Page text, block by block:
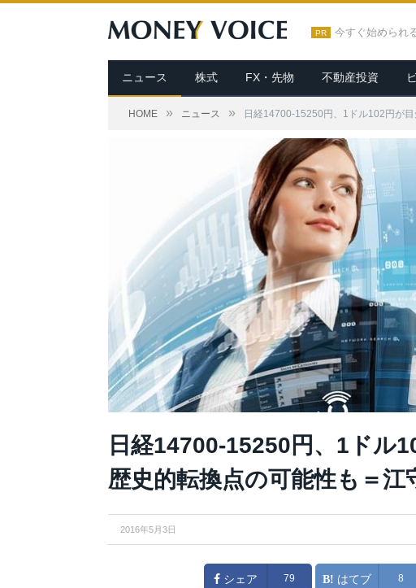
PR 今すぐ始められ
ニュース 株式 FX・先物 不動産投資
HOME » ニュース » 日経14700-15250円、1ドル102円が
日経14700-15250円、1ドル
歴史的転換点の可能性も＝江
2016年5月3日
シェア 79 はてブ 8